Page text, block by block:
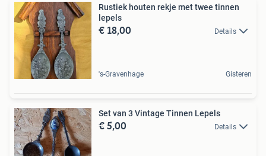
Rustiek houten rekje met twee tinnen
lepels
€ 18,00 Details
's-Gravenhage Gisteren
Set van 3 Vintage Tinnen Lepels
€ 5,00 Details